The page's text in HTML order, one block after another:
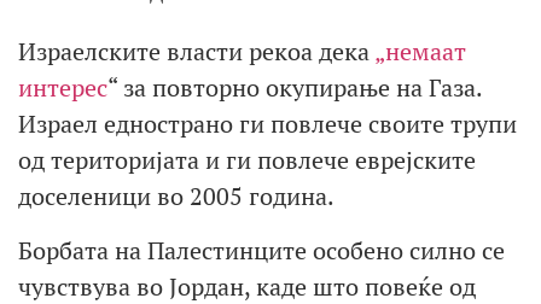
Израелските власти рекоа дека„немаат
интерес“ за повторно окупирање на Газа.
Израел еднострано ги повлече своите трупи
од територијата и ги повлече еврејските
доселеници во 2005 година.
Борбата на Палестинците особено силно се
чувствува во Јордан, каде што повеќе од